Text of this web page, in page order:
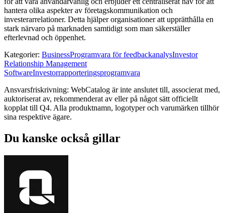
hantera olika aspekter av företagskommunikation och
investerarrelationer. Detta hjälper organisationer att upprätthålla en
stark närvaro på marknaden samtidigt som man säkerställer
efterlevnad och öppenhet.
Kategorier: BusinessProgramvara för feedbackanalysInvestor
Relationship Management
SoftwareInvestorrapporteringsprogramvara
Ansvarsfriskrivning: WebCatalog är inte anslutet till, associerat med,
auktoriserat av, rekommenderat av eller på något sätt officiellt
kopplat till Q4. Alla produktnamn, logotyper och varumärken tillhör
sina respektive ägare.
Du kanske också gillar